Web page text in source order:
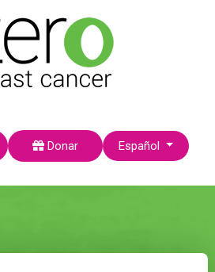
Donar Seleccione su idioma
Español